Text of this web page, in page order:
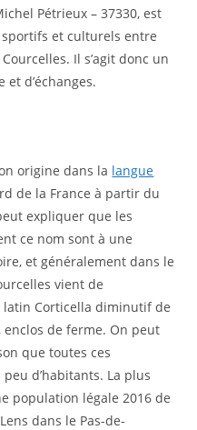
Pétrieux – 37330, est
sportifs et culturels entre
Il s’agit donc un
d’échanges.
origine dans la langue
de la France à partir du
expliquer que les
ce nom sont à une
et généralement dans le
vient de
Corticella diminutif de
de ferme. On peut
que toutes ces
d’habitants. La plus
population légale 2016 de
dans le Pas-de-